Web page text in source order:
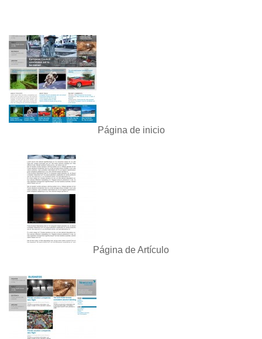
Página de inicio
Página de Artículo